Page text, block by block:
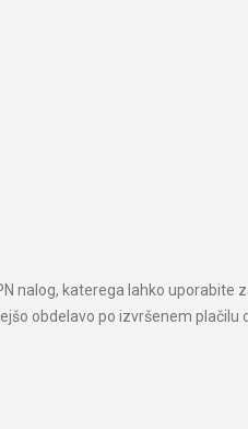
nalog, katerega lahko uporabite
obdelavo po izvršenem